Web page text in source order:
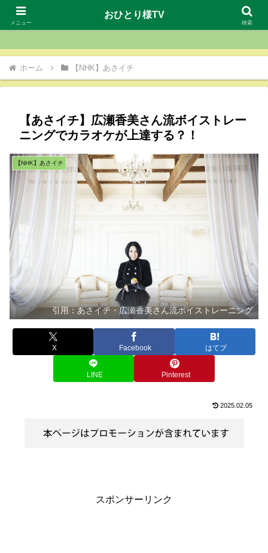
おひとり様TV
ホーム 【NHK】あさイチ
【あさイチ】広瀬香美さん流ボイストレー
ニングでカラオケが上達する？！
【NHK】あさイチ
引用：あさイチ・広瀬香美さん流ボイストレーニング
X Facebook はてブ
LINE Pinterest
2025.02.05
スポンサーリンク
メニュー
おひとり様TV
検索